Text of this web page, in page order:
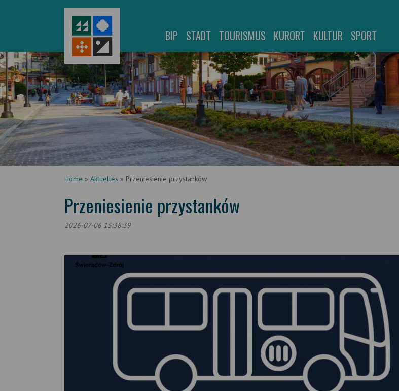
BIP STADT TOURISMUS KURORT KULTUR SPORT
Home » Aktuelles » Przeniesienie przystanków
Przeniesienie przystanków
2026-07-06 15:38:39